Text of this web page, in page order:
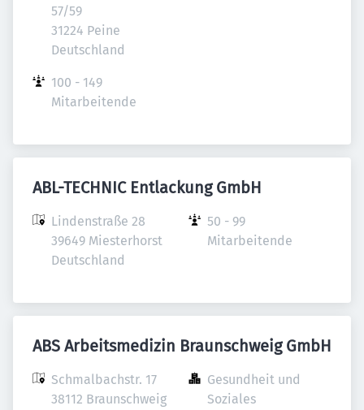
57/59
31224 Peine
Deutschland
100 - 149
Mitarbeitende
ABL-TECHNIC Entlackung GmbH
Lindenstraße 28
39649 Miesterhorst
Deutschland
50 - 99
Mitarbeitende
ABS Arbeitsmedizin Braunschweig GmbH
Schmalbachstr. 17
38112 Braunschweig
Gesundheit und
Soziales